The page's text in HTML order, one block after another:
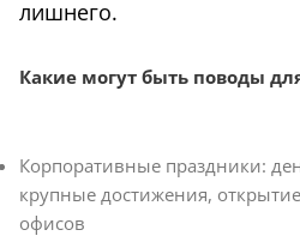
лишнего.
Какие могут быть поводы
Корпоративные праздники:
крупные достижения,
офисов